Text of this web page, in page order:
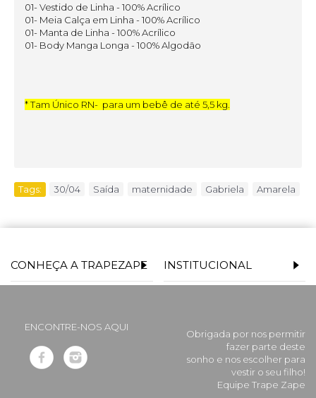
01- Vestido de Linha - 100% Acrílico
01- Meia Calça em Linha - 100% Acrílico
01- Manta de Linha - 100% Acrílico
01- Body Manga Longa - 100% Algodão
* Tam Único RN- para um bebê de até 5,5 kg.
Tags: 30/04 Saída maternidade Gabriela Amarela
CONHEÇA A TRAPEZAPE INSTITUCIONAL
ENCONTRE-NOS AQUI
Obrigada por nos permitir
fazer parte deste
sonho e nos escolher para
vestir o seu filho!
Equipe Trape Zape